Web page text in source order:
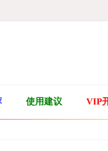
使用建议 VIP